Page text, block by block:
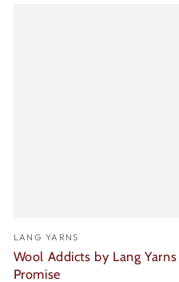
Verkäufer/in:
LANG YARNS
Wool Addicts by Lang Yarns
Promise